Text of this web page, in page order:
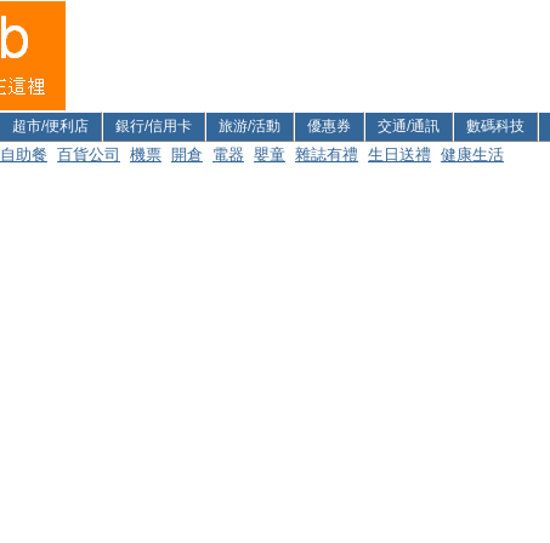
超市/便利店 銀行/信用卡 旅游/活動 優惠券 交通/通訊 數碼科技
自助餐 百貨公司 機票 開倉 電器 嬰童 雜誌有禮 生日送禮 健康生活